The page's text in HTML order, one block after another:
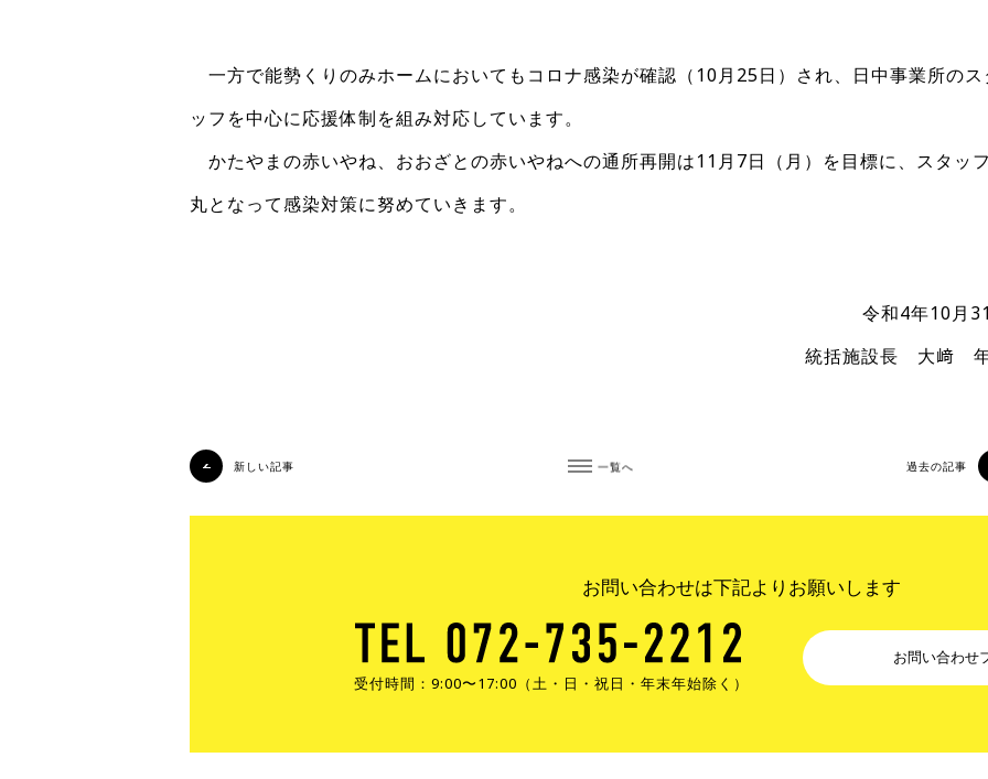
一方で能勢くりのみホームにおいてもコロナ感染が確認（10月25日）され、日中事業所のス
ッフを中心に応援体制を組み対応しています。
かたやまの赤いやね、おおざとの赤いやねへの通所再開は11月7日（月）を目標に、スタッ
丸となって感染対策に努めていきます。
令和4年10月
統括施設長 大﨑
一覧へ
新しい記事 過去の記事
お問い合わせは下記よりお願いします
受付時間：9:00〜17:00（土・日・祝日・年末年始除く）
お問い合わせ